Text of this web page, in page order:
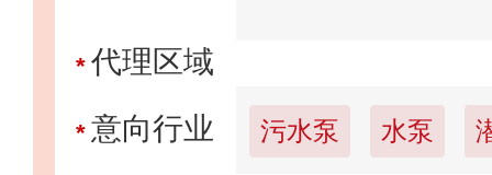
* 代理区域
* 意向行业 污水泵 水泵
预算参考：￥